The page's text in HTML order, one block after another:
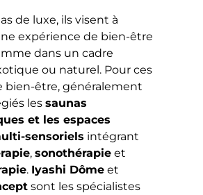
de luxe, ils visent à
expérience de bien-être
dans un cadre
ou naturel. Pour ces
bien-être, généralement
les saunas
et les espaces
sensoriels intégrant
, sonothérapie et
. Iyashi Dôme et
sont les spécialistes